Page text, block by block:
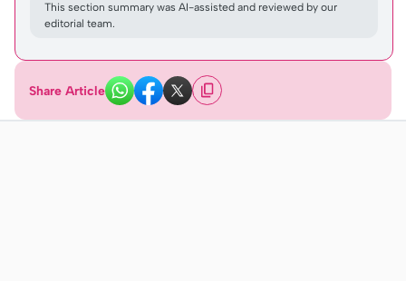
This section summary was AI-assisted and reviewed by our
editorial team.
Share Article